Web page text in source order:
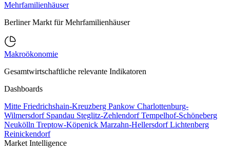
Mehrfamilienhäuser
Berliner Markt für Mehrfamilienhäuser
Makroökonomie
Gesamtwirtschaftliche relevante Indikatoren
Dashboards
Mitte Friedrichshain-Kreuzberg Pankow Charlottenburg-
Wilmersdorf Spandau Steglitz-ZehlendorfTempelhof-Schöneberg
Neukölln Treptow-Köpenick Marzahn-HellersdorfLichtenberg
Reinickendorf
Market Intelligence